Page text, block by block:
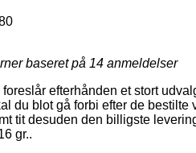
baseret på 14 anmeldelser
efterhånden et stort
du blot gå forbi efter de
tit desuden den billigste
gr..